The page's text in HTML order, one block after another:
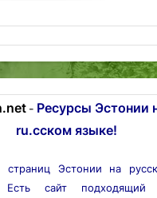
- Ресурсы Эстонии
ru.сском языке!
страниц Эстонии на
Есть сайт подходящий